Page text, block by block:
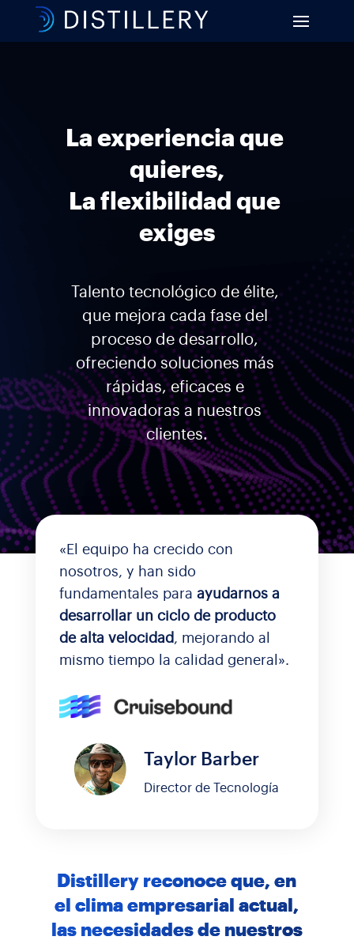
La experiencia que
quieres,
La flexibilidad que
exiges
Talento tecnológico de élite,
que mejora cada fase del
proceso de desarrollo,
ofreciendo soluciones más
rápidas, eficaces e
innovadoras a nuestros
clientes.
«El equipo ha crecido con
nosotros, y han sido
fundamentales para ayudarnos a
desarrollar un ciclo de producto
de alta velocidad , mejorando al
mismo tiempo la calidad general».
Taylor Barber
Director de Tecnología
Distillery reconoce que, en
el clima empresarial actual,
las necesidades de nuestros